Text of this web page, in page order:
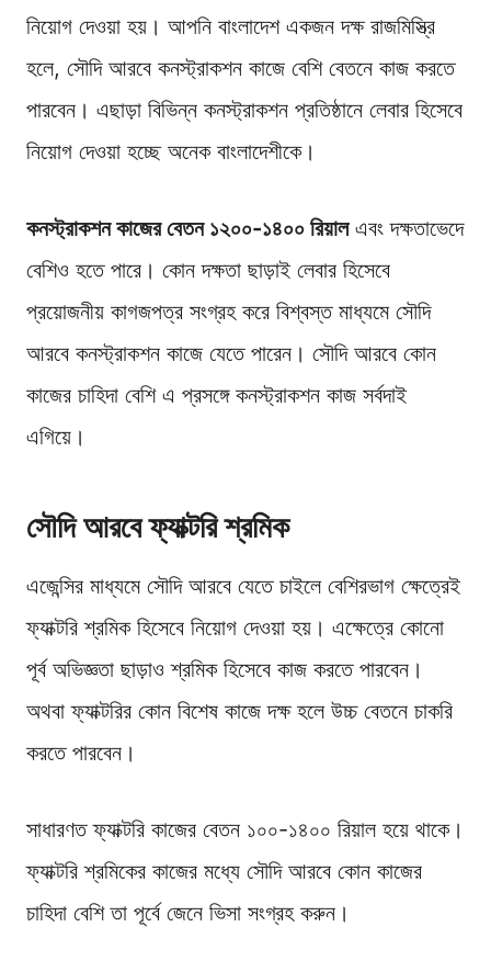
নিয়োগ দেওয়া হয়। আপনি বাংলাদেশ একজন দক্ষ রাজমিস্ত্রি
হলে, সৌদি আরবে কনস্ট্রাকশন কাজে বেশি বেতনে কাজ করতে
পারবেন। এছাড়া বিভিন্ন কনস্ট্রাকশন প্রতিষ্ঠানে লেবার হিসেবে
নিয়োগ দেওয়া হচ্ছে অনেক বাংলাদেশীকে।
কনস্ট্রাকশন কাজের বেতন ১২০০-১৪০০ রিয়ালএবং দক্ষতাভেদে
বেশিও হতে পারে। কোন দক্ষতা ছাড়াই লেবার হিসেবে
প্রয়োজনীয় কাগজপত্র সংগ্রহ করে বিশ্বস্ত মাধ্যমে সৌদি
আরবে কনস্ট্রাকশন কাজে যেতে পারেন। সৌদি আরবে কোন
কাজের চাহিদা বেশি এ প্রসঙ্গে কনস্ট্রাকশন কাজ সর্বদাই
এগিয়ে।
সৌদি আরবে ফ্যাক্টরি শ্রমিক
এজেন্সির মাধ্যমে সৌদি আরবে যেতে চাইলে বেশিরভাগ ক্ষেত্রেই
ফ্যাক্টরি শ্রমিক হিসেবে নিয়োগ দেওয়া হয়। এক্ষেত্রে কোনো
পূর্ব অভিজ্ঞতা ছাড়াও শ্রমিক হিসেবে কাজ করতে পারবেন।
অথবা ফ্যাক্টরির কোন বিশেষ কাজে দক্ষ হলে উচ্চ বেতনে চাকরি
করতে পারবেন।
সাধারণত ফ্যাক্টরি কাজের বেতন ১০০-১৪০০ রিয়াল হয়ে থাকে।
ফ্যাক্টরি শ্রমিকের কাজের মধ্যে সৌদি আরবে কোন কাজের
চাহিদা বেশি তা পূর্বে জেনে ভিসা সংগ্রহ করুন।